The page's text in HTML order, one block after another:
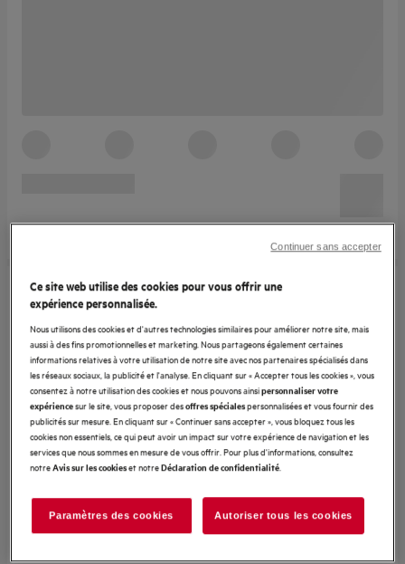
Ce site web utilise des cookies pour vous offrir une
expérience personnalisée.
Nous utilisons des cookies et d'autres technologies similaires pour améliorer notre site, mais
aussi à des fins promotionnelles et marketing. Nous partageons également certaines
informations relatives à votre utilisation de notre site avec nos partenaires spécialisés dans
les réseaux sociaux, la publicité et l'analyse. En cliquant sur « Accepter tous les cookies », vous
consentez à notre utilisation des cookies et nous pouvons ainsipersonnaliser votre
expériencesur le site, vous proposer desoffres spécialespersonnalisées et vous fournir des
publicités sur mesure. En cliquant sur « Continuer sans accepter », vous bloquez tous les
cookies non essentiels, ce qui peut avoir un impact sur votre expérience de navigation et les
services que nous sommes en mesure de vous offrir. Pour plus d'informations, consultez
notreAvis sur les cookieset notreDéclaration de confidentialité
Paramètres des cookies Autoriser tous les cookies
Continuer sans accepter